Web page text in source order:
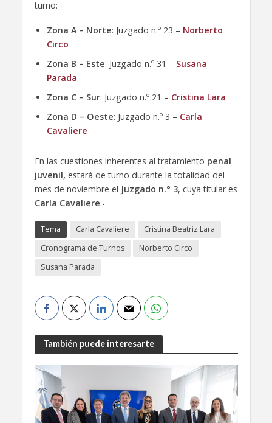
turno:
Zona A – Norte: Juzgado n.º 23 – Norberto
Circo
Zona B – Este: Juzgado n.º 31 – Susana
Parada
Zona C – Sur: Juzgado n.º 21 – Cristina Lara
Zona D – Oeste: Juzgado n.º 3 – Carla
Cavaliere
En las cuestiones inherentes al tratamiento penal
juvenil, estará de turno durante la totalidad del
mes de noviembre el Juzgado n.° 3, cuya titular es
Carla Cavaliere.-
Tema Carla Cavaliere
Cristina Beatriz Lara
Cronograma de Turnos
Norberto Circo
Susana Parada
También puede interesarte